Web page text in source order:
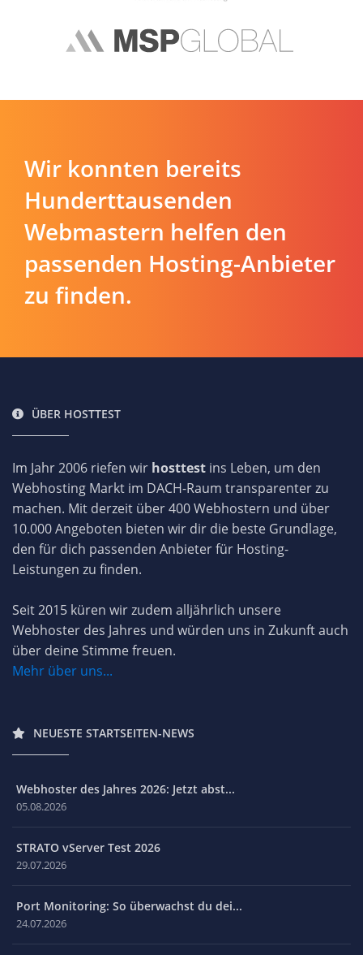
Wir konnten bereits
Hunderttausenden
Webmastern helfen den
passenden Hosting-Anbieter
zu finden.
ÜBER HOSTTEST
Im Jahr 2006 riefen wir hosttest ins Leben, um den
Webhosting Markt im DACH-Raum transparenter zu
machen. Mit derzeit über 400 Webhostern und über
10.000 Angeboten bieten wir dir die beste Grundlage,
den für dich passenden Anbieter für Hosting-
Leistungen zu finden.
Seit 2015 küren wir zudem alljährlich unsere
Webhoster des Jahres und würden uns in Zukunft auch
über deine Stimme freuen.
Mehr über uns...
NEUESTE STARTSEITEN-NEWS
Webhoster des Jahres 2026: Jetzt abst...
05.08.2026
STRATO vServer Test 2026
29.07.2026
Port Monitoring: So überwachst du dei...
24.07.2026